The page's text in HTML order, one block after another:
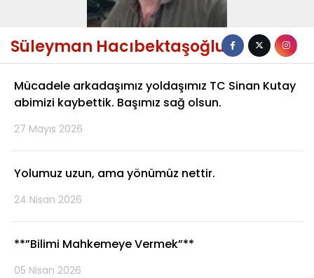
Süleyman Hacıbektaşoğlu
Mücadele arkadaşımız yoldaşımız TC Sinan Kutay
abimizi kaybettik. Başımız sağ olsun.
27 Mayıs 2026
Yolumuz uzun, ama yönümüz nettir.
24 Nisan 2026
**”Bilimi Mahkemeye Vermek”**
05 Nisan 2026